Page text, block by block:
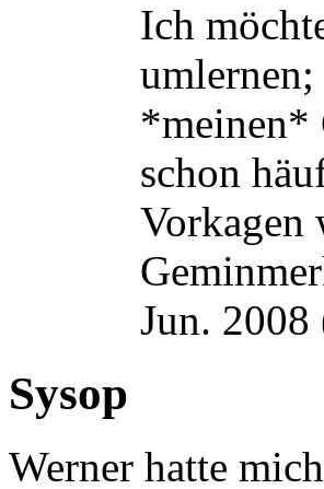
Ich
*meinen*
schon
Vorkagen
Jun. 2008
Sysop
Werner hatte